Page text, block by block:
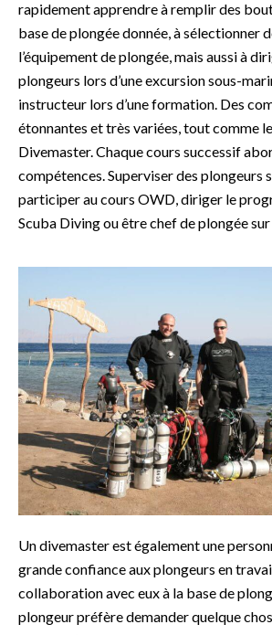
rapidement apprendre à remplir des
base de plongée donnée, à sélectionner
l’équipement de plongée, mais aussi à
plongeurs lors d’une excursion sous-
instructeur lors d’une formation. Des
étonnantes et très variées, tout comme
Divemaster. Chaque cours successif
compétences. Superviser des plongeurs
participer au cours OWD, diriger le
Scuba Diving ou être chef de plongée
Un divemaster est également une
grande confiance aux plongeurs en
collaboration avec eux à la base de
plongeur préfère demander quelque